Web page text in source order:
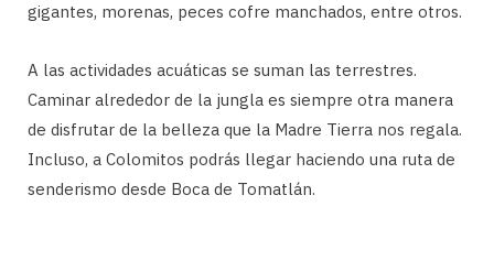
gigantes, morenas, peces cofre manchados, entre otros.
A las actividades acuáticas se suman las terrestres.
Caminar alrededor de la jungla es siempre otra manera
de disfrutar de la belleza que la Madre Tierra nos regala.
Incluso, a Colomitos podrás llegar haciendo una ruta de
senderismo desde Boca de Tomatlán.